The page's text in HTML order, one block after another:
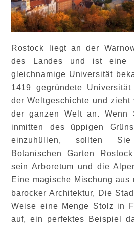
Rostock liegt an der
des Landes und ist eine
gleichnamige Universität
1419 gegründete
der Weltgeschichte und zieht
der ganzen Welt an. Wenn
inmitten des üppigen
einzuhüllen, sollten
Botanischen Garten
sein Arboretum und die
Eine magische Mischung aus
barocker Architektur, Die
Weise eine Menge Stolz in
auf, ein perfektes Beispiel